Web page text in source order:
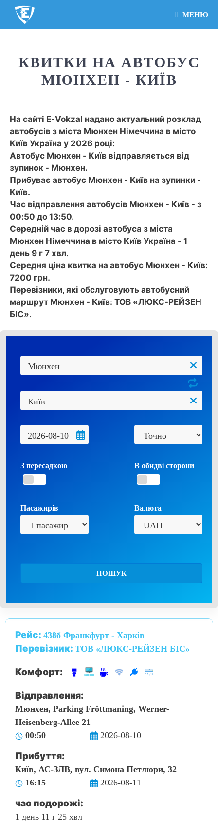
МЕНЮ
КВИТКИ НА АВТОБУС
МЮНХЕН - КИЇВ
На сайті E-Vokzal надано актуальний розклад
автобусів з міста Мюнхен Німеччина в місто
Київ Україна у 2026 році:
Автобус Мюнхен - Київ відправляється від
зупинок - Мюнхен.
Прибуває автобус Мюнхен - Київ на зупинки -
Київ.
Час відправлення автобусів Мюнхен - Київ - з
00:50 до 13:50.
Середній час в дорозі автобуса з міста
Мюнхен Німеччина в місто Київ Україна - 1
день 9 г 7 хвл.
Середня ціна квитка на автобус Мюнхен - Київ:
7200 грн.
Перевізники, які обслуговують автобусний
маршрут Мюнхен - Київ: ТОВ «ЛЮКС-РЕЙЗЕН
БІС».
З пересадкою В обидві сторони
Пасажирів Валюта
ПОШУК
Рейс: 438б Франкфурт - Харків
Перевізник: ТОВ «ЛЮКС-РЕЙЗЕН БІС»
Комфорт:
Відправлення:
Мюнхен, Parking Fröttmaning, Werner-
Heisenberg-Allee 21
00:50
2026-08-10
Прибуття:
Київ, АС-ЗЛВ, вул. Симона Петлюри, 32
16:15
2026-08-11
час подорожі:
1 день 11 г 25 хвл